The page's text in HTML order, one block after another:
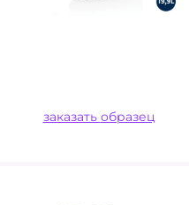
заказать образец